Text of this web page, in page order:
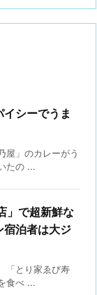
イシーでうま
屋」のカレーがう
たの ...
」で超新鮮な
宿泊者は大ジ
「とり家ゑび寿
食べ ...